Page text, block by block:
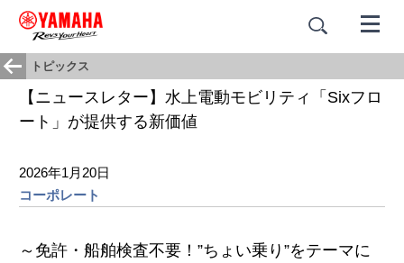
トピックス
【ニュースレター】水上電動モビリティ「Sixフロ
ート」が提供する新価値
2026年1月20日
コーポレート
～免許・船舶検査不要！”ちょい乗り”をテーマに